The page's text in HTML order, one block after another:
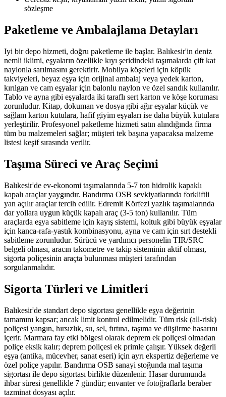
sözleşme
Paketleme ve Ambalajlama Detayları
Iyi bir depo hizmeti, doğru paketleme ile başlar. Balıkesir'in deniz
nemli iklimi, eşyaların özellikle kıyı şeridindeki taşımalarda çift kat
naylonla sarılmasını gerektirir. Mobilya köşeleri için köpük
takviyeleri, beyaz eşya için orijinal ambalaj veya yedek karton,
kırılgan ve cam eşyalar için balonlu naylon ve özel sandık kullanılır.
Tablo ve ayna gibi eşyalarda iki taraflı sert karton ve köşe koruması
zorunludur. Kitap, dokuman ve dosya gibi ağır eşyalar küçük ve
sağlam karton kutulara, hafif giyim eşyaları ise daha büyük kutulara
yerleştirilir. Profesyonel paketleme hizmeti satın alındığında firma
tüm bu malzemeleri sağlar; müşteri tek başına yapacaksa malzeme
listesi keşif sırasında verilir.
Taşıma Süreci ve Araç Seçimi
Balıkesir'de ev-ekonomi taşımalarında 5-7 ton hidrolik kapaklı
kapalı araçlar yaygındır. Bandırma OSB sevkiyatlarında forkliftli
yan açılır araçlar tercih edilir. Edremit Körfezi yazlık taşımalarında
dar yollara uygun küçük kapalı araç (3-5 ton) kullanılır. Tüm
araçlarda eşya sabitleme için kayış sistemi, koltuk gibi büyük eşyalar
için kanca-rafa-yastık kombinasyonu, ayna ve cam için sırt destekli
sabitleme zorunludur. Sürücü ve yardımcı personelin TIR/SRC
belgeli olması, aracın takometre ve takip sisteminin aktif olması,
sigorta poliçesinin araçta bulunması müşteri tarafından
sorgulanmalıdır.
Sigorta Türleri ve Limitleri
Balıkesir'de standart depo sigortası genellikle eşya değerinin
tamamını kapsar; ancak limit kontrol edilmelidir. Tüm risk (all-risk)
poliçesi yangın, hırsızlık, su, sel, fırtına, taşıma ve düşürme hasarını
içerir. Marmara fay etki bölgesi olarak deprem ek poliçesi olmadan
poliçe eksik kalır; deprem poliçesi ek primle çalışır. Yüksek değerli
eşya (antika, mücevher, sanat eseri) için ayrı ekspertiz değerleme ve
özel poliçe yapılır. Bandırma OSB sanayi stoğunda mal taşıma
sigortası ile depo sigortası birlikte düzenlenir. Hasar durumunda
ihbar süresi genellikle 7 gündür; envanter ve fotoğraflarla beraber
tazminat dosyası açılır.